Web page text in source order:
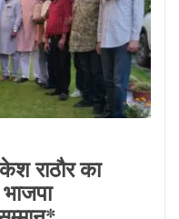
ਯਤਨਾਂ ਸਦਕਾ
ਗਰੀਸ ਤੋਂ